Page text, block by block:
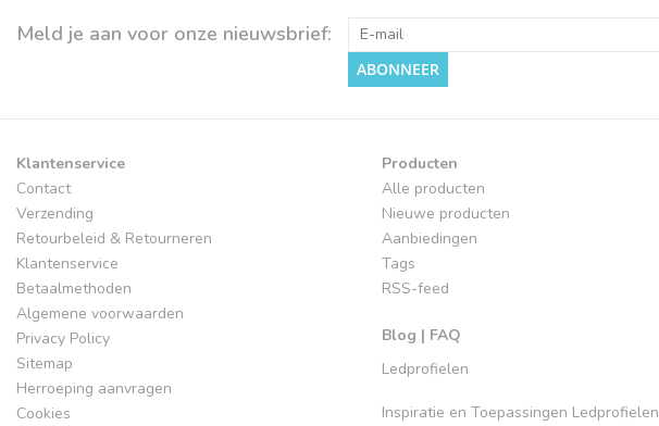
Meld je aan voor onze nieuwsbrief:
ABONNEER
Klantenservice
Contact
Verzending
Retourbeleid & Retourneren
Klantenservice
Betaalmethoden
Algemene voorwaarden
Privacy Policy
Sitemap
Herroeping aanvragen
Cookies
Producten
Alle producten
Nieuwe producten
Aanbiedingen
Tags
RSS-feed
Blog | FAQ
Ledprofielen
Inspiratie en Toepassingen Ledprofielen